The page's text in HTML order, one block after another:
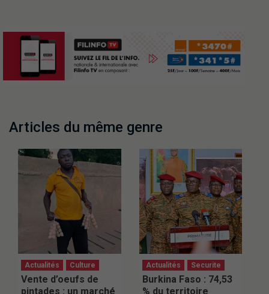
Articles du même genre
Actualités Culture
Vente d’oeufs de
pintades : un marché
Actualités Securite
Burkina Faso : 74,53
% du territoire